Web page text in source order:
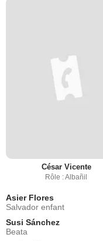
César Vicente
Rôle : Albañil
Asier Flores
Salvador enfant
Susi Sánchez
Beata